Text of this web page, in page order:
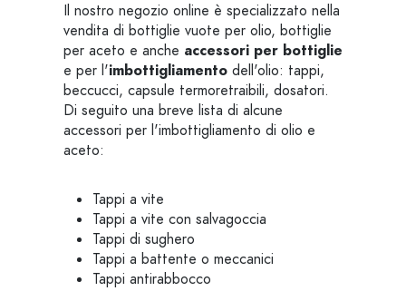
Il nostro negozio online è specializzato nella
vendita di bottiglie vuote per olio, bottiglie
per aceto e anche accessori per bottiglie
e per l'imbottigliamento dell'olio: tappi,
beccucci, capsule termoretraibili, dosatori.
Di seguito una breve lista di alcune
accessori per l'imbottigliamento di olio e
aceto:
Tappi a vite
Tappi a vite con salvagoccia
Tappi di sughero
Tappi a battente o meccanici
Tappi antirabbocco